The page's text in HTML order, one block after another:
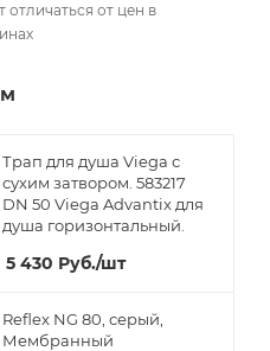
отличаться от цен в
Трап для душа Viega с
сухим затвором. 583217
DN 50 Viega Advantix для
душа горизонтальный.
5 430 Руб./шт
Reflex NG 80, серый,
Мембранный